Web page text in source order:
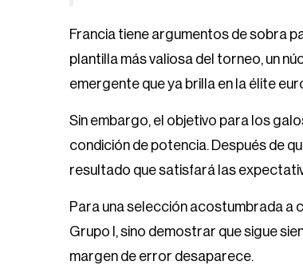
Francia tiene argumentos de sobra
plantilla más valiosa del torneo, un
emergente que ya brilla en la élite
Sin embargo, el objetivo para los
condición de potencia. Después de
resultado que satisfará las
Para una selección acostumbrada a
Grupo I, sino demostrar que sigue
margen de error desaparece.